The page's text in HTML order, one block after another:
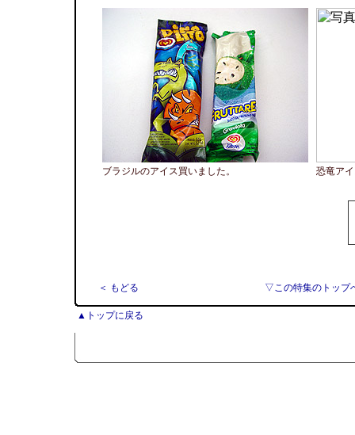
ブラジルのアイス買いました。 恐竜ア
＜ もどる ▽この特集のトップ
▲トップに戻る